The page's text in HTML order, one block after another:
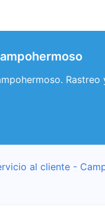
al cliente -